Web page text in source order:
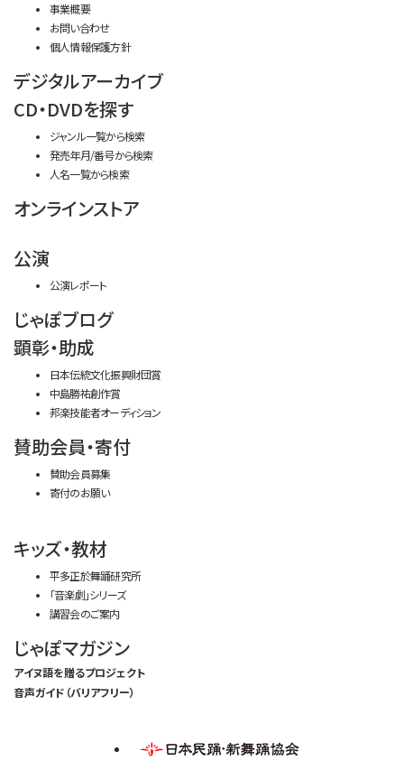
事業概要
お問い合わせ
個人情報保護方針
デジタルアーカイブ
CD・DVDを探す
ジャンル一覧から検索
発売年月/番号から検索
人名一覧から検索
オンラインストア
公演
公演レポート
じゃぽブログ
顕彰・助成
日本伝統文化振興財団賞
中島勝祐創作賞
邦楽技能者オーディション
賛助会員・寄付
賛助会員募集
寄付のお願い
キッズ・教材
平多正於舞踊研究所
「音楽劇」シリーズ
講習会のご案内
じゃぽマガジン
アイヌ語を贈るプロジェクト
音声ガイド（バリアフリー）